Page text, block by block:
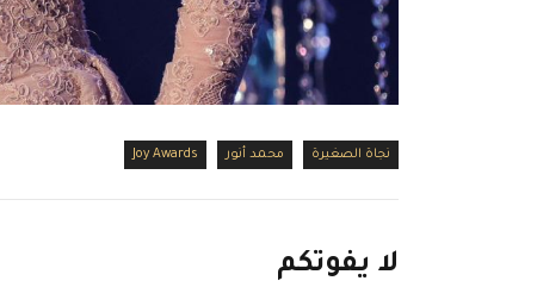
نجاة الصغيرة محمد أنور Joy Awards
لا يفوتكم